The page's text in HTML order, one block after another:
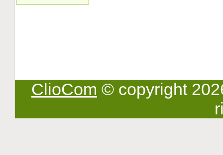
ClioCom © copyright